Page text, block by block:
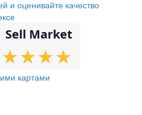
Sell Market
★
★★
★★
★★
★